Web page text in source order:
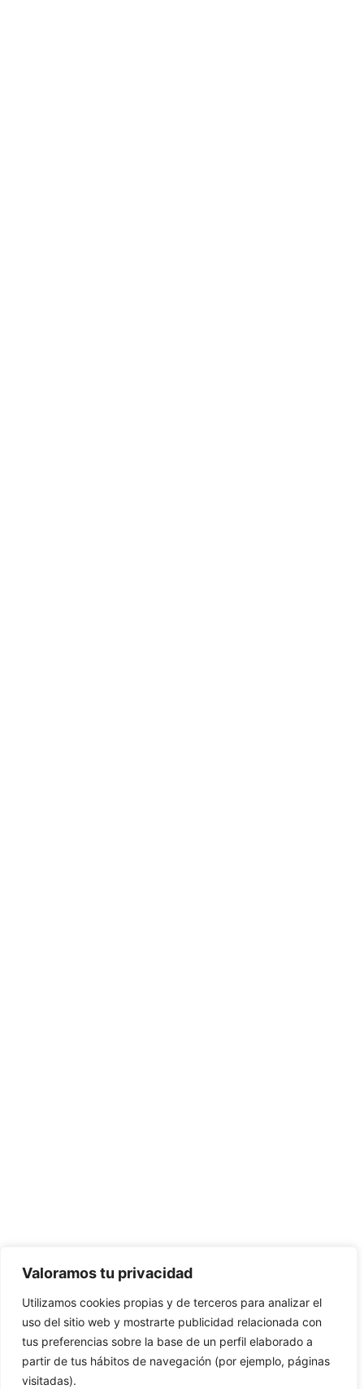
Valoramos tu privacidad
Utilizamos cookies propias y de terceros para analizar el
uso del sitio web y mostrarte publicidad relacionada con
tus preferencias sobre la base de un perfil elaborado a
partir de tus hábitos de navegación (por ejemplo, páginas
visitadas).